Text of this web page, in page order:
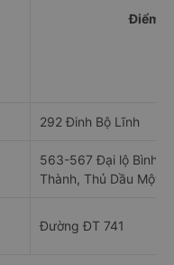
Điểm đi
292 Đinh Bộ Lĩnh
563-567 Đại lộ Bình
Thành, Thủ Dầu Một,
Đường ĐT 741